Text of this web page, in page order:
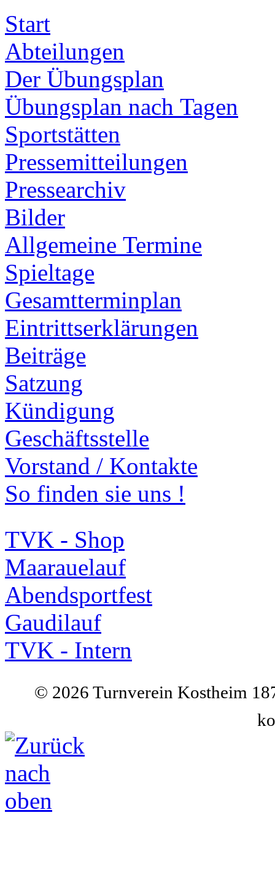
Start
Abteilungen
Der Übungsplan
Übungsplan nach Tagen
Sportstätten
Pressemitteilungen
Pressearchiv
Bilder
Allgemeine Termine
Spieltage
Gesamtterminplan
Eintrittserklärungen
Beiträge
Satzung
Kündigung
Geschäftsstelle
Vorstand / Kontakte
So finden sie uns !
TVK - Shop
Maarauelauf
Abendsportfest
Gaudilauf
TVK - Intern
© 2026 Turnverein Kostheim